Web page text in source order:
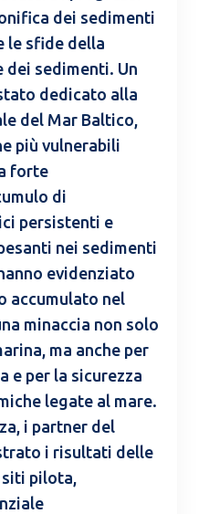
dei sedimenti
le sfide della
sedimenti. Un
dedicato alla
del Mar Baltico,
più vulnerabili
forte
di
persistenti e
nei sedimenti
evidenziato
accumulato nel
minaccia non solo
ma anche per
e per la sicurezza
legate al mare.
i partner del
i risultati delle
siti pilota,